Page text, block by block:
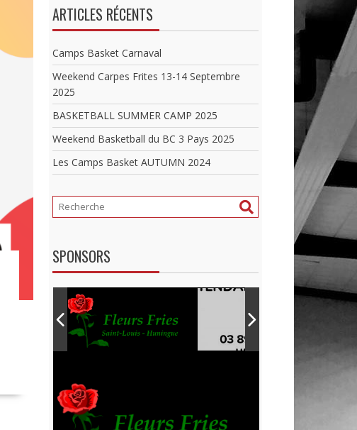
ARTICLES RÉCENTS
Camps Basket Carnaval
Weekend Carpes Frites 13-14 Septembre
2025
BASKETBALL SUMMER CAMP 2025
Weekend Basketball du BC 3 Pays 2025
Les Camps Basket AUTUMN 2024
SPONSORS